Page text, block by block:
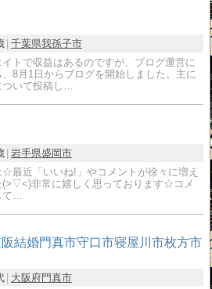
千葉県我孫子市
トで収益はあるのですが、ブログ運営に
8月1日からブログを開始しました。主に
ついて投稿し…
岩手県盛岡市
☆最近「いいね!」やコメントが徐々に増え
(>▽<)非常に嬉しく思っております☆コメ
…
結婚門真市守口市寝屋川市枚方市
大阪府門真市